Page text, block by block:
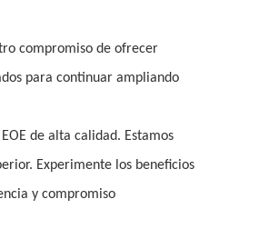
compromiso de ofrecer
para continuar ampliando
de alta calidad. Estamos
Experimente los beneficios
y compromiso